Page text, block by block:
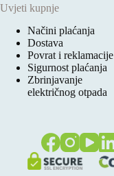
Uvjeti kupnje
Načini plaćanja
Dostava
Povrat i reklamacije
Sigurnost plaćanja
Zbrinjavanje
električnog otpada